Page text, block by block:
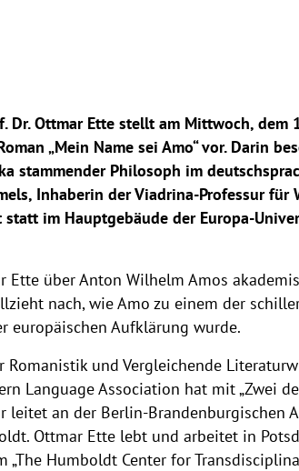
Ottmar Ette stellt am Mittwoch, dem
„Mein Name sei Amo“ vor. Darin
stammender Philosoph im
Inhaberin der Viadrina-Professur
im Hauptgebäude der Europa-
über Anton Wilhelm Amos
nach, wie Amo zu einem der
europäischen Aufklärung wurde.
und Vergleichende
Language Association hat mit „Zwei
leitet an der Berlin-Brandenburgischen
Ottmar Ette lebt und arbeitet in
Humboldt Center for